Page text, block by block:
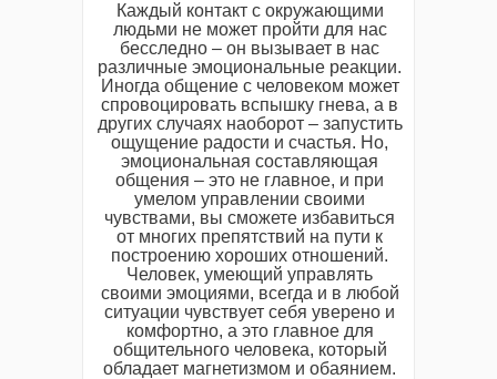
Каждый контакт с окружающими
людьми не может пройти для нас
бесследно – он вызывает в нас
различные эмоциональные реакции.
Иногда общение с человеком может
спровоцировать вспышку гнева, а в
других случаях наоборот – запустить
ощущение радости и счастья. Но,
эмоциональная составляющая
общения – это не главное, и при
умелом управлении своими
чувствами, вы сможете избавиться
от многих препятствий на пути к
построению хороших отношений.
Человек, умеющий управлять
своими эмоциями, всегда и в любой
ситуации чувствует себя уверено и
комфортно, а это главное для
общительного человека, который
обладает магнетизмом и обаянием.